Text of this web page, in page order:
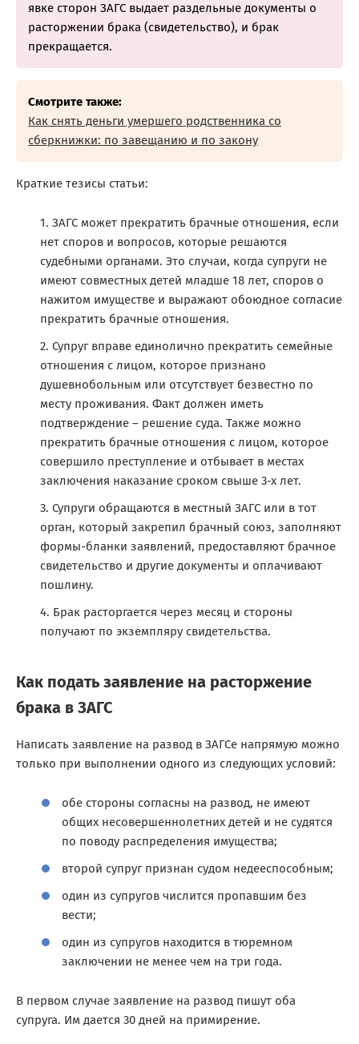
явке сторон ЗАГС выдает раздельные документы о
расторжении брака (свидетельство), и брак
прекращается.
Смотрите также:
Как снять деньги умершего родственника со
сберкнижки: по завещанию и по закону
Краткие тезисы статьи:
ЗАГС может прекратить брачные отношения, если
нет споров и вопросов, которые решаются
судебными органами. Это случаи, когда супруги не
имеют совместных детей младше 18 лет, споров о
нажитом имуществе и выражают обоюдное согласие
прекратить брачные отношения.
Супруг вправе единолично прекратить семейные
отношения с лицом, которое признано
душевнобольным или отсутствует безвестно по
месту проживания. Факт должен иметь
подтверждение – решение суда. Также можно
прекратить брачные отношения с лицом, которое
совершило преступление и отбывает в местах
заключения наказание сроком свыше 3-х лет.
Супруги обращаются в местный ЗАГС или в тот
орган, который закрепил брачный союз, заполняют
формы-бланки заявлений, предоставляют брачное
свидетельство и другие документы и оплачивают
пошлину.
Брак расторгается через месяц и стороны
получают по экземпляру свидетельства.
Как подать заявление на расторжение
брака в ЗАГС
Написать заявление на развод в ЗАГСе напрямую можно
только при выполнении одного из следующих условий:
обе стороны согласны на развод, не имеют
общих несовершеннолетних детей и не судятся
по поводу распределения имущества;
второй супруг признан судом недееспособным;
один из супругов числится пропавшим без
вести;
один из супругов находится в тюремном
заключении не менее чем на три года.
В первом случае заявление на развод пишут оба
супруга. Им дается 30 дней на примирение.